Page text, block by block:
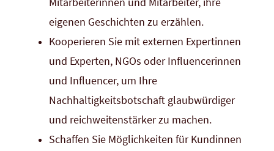
eigenen Geschichten zu erzählen.
Kooperieren Sie mit externen Expertinnen
und Experten, NGOs oder Influencerinnen
und Influencer, um Ihre
Nachhaltigkeitsbotschaft glaubwürdiger
und reichweitenstärker zu machen.
Schaffen Sie Möglichkeiten für Kundinnen